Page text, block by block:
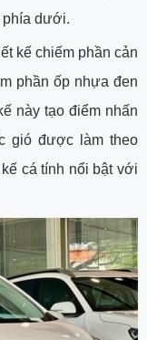
phía dưới.
kế chiếm phần cản
phần ốp nhựa đen
này tạo điểm nhấn
gió được làm theo
cá tính nổi bật với